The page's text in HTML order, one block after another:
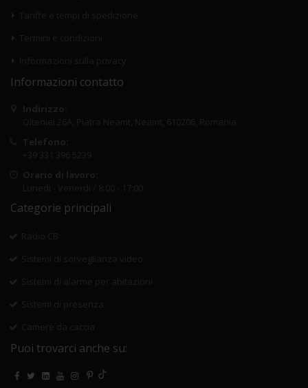
Tariffe e tempi di spedizione
Termini e condizioni
Informazioni sulla privacy
Informazioni contatto
Indirizzo:
Olteniei 26A, Piatra Neamt, Neamt, 610206, Romania
Telefono:
+39 331 396 5239
Orario di lavoro:
Lunedi - Venerdi / 8:00 - 17:00
Categorie principali
Radio CB
Sistemi di sorveglianza video
Sistemi di alarme per abitazioni
Sistemi di presenza
Camere da caccia
Puoi trovarci anche su: